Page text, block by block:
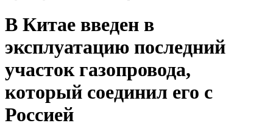
В Китае введен в
эксплуатацию последний
участок газопровода,
который соединил его с
Россией